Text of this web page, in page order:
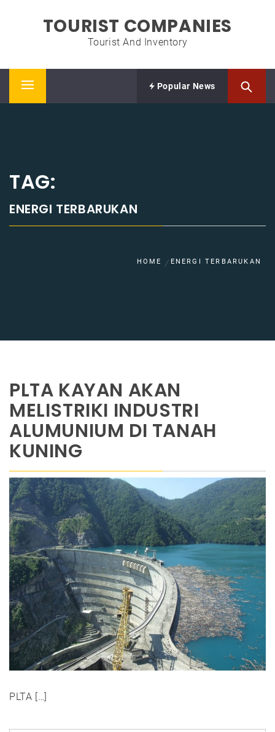
TOURIST COMPANIES
Tourist And Inventory
Primary
Popular News
TAG:
ENERGI TERBARUKAN
HOME ENERGI TERBARUKAN
PLTA KAYAN AKAN
MELISTRIKI INDUSTRI
ALUMUNIUM DI TANAH
KUNING
PLTA […]